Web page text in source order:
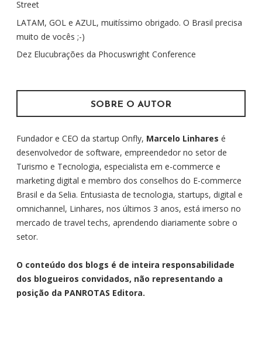
r
p
o
r
Street
LATAM, GOL e AZUL, muitíssimo obrigado. O Brasil precisa
muito de vocês ;-)
Dez Elucubrações da Phocuswright Conference
SOBRE O AUTOR
Fundador e CEO da startup Onfly, Marcelo Linhares é
desenvolvedor de software, empreendedor no setor de
Turismo e Tecnologia, especialista em e-commerce e
marketing digital e membro dos conselhos do E-commerce
Brasil e da Selia. Entusiasta de tecnologia, startups, digital e
omnichannel, Linhares, nos últimos 3 anos, está imerso no
mercado de travel techs, aprendendo diariamente sobre o
setor.
O conteúdo dos blogs é de inteira responsabilidade
dos blogueiros convidados, não representando a
posição da PANROTAS Editora.